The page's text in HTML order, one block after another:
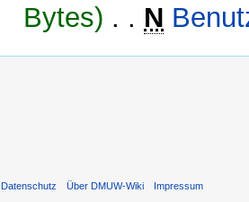
Bytes) . . N
Datenschutz Über DMUW-Wiki Impressum